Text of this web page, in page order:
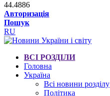
44.4886
Авторизація
Пошук
RU
ВСІ РОЗДІЛИ
Головна
Україна
Всі новини розділу
Політика